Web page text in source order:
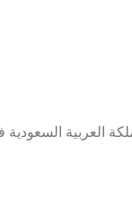
العربية